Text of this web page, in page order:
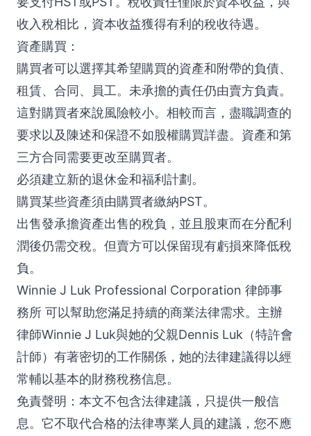
收入稅相比，資本收益獲得有利的稅收待遇。
資產購買：
購買者可以選擇其希望購買的資產和附帶的負債、
租賃、合同、員工。未承擔的責任仍由賣方負責。
這對購買者來說風險較小。相較而言，盡職調查的
要求以及陳述和保證不如股權購買詳盡。資產和第
三方合同需要更改至購買者。
必須建立新的退休金和福利計劃。
購買某些資產須由購買者繳納PST。
出售發承擔資產出售的稅負，並且股東而在分配利
潤後仍需交稅。但賣方可以保留現有虧損來降低稅
負。
Winnie J Luk Professional Corporation 律師事
務所 可以幫助您滿足持續的商業法律需求。主辦
律師Winnie J Luk與她的父親Dennis Luk（特許會
計師）有著密切的工作關係，她的法律建議得以經
常輔以基本的財務稅務信息。
免責聲明：本文不包含法律建議，只提供一般信
息。它不取代合格的法律專業人員的建議，您不應